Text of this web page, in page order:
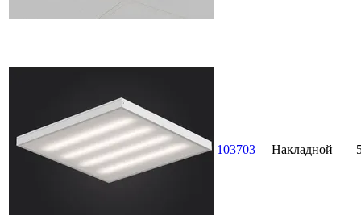
103703 Накладной